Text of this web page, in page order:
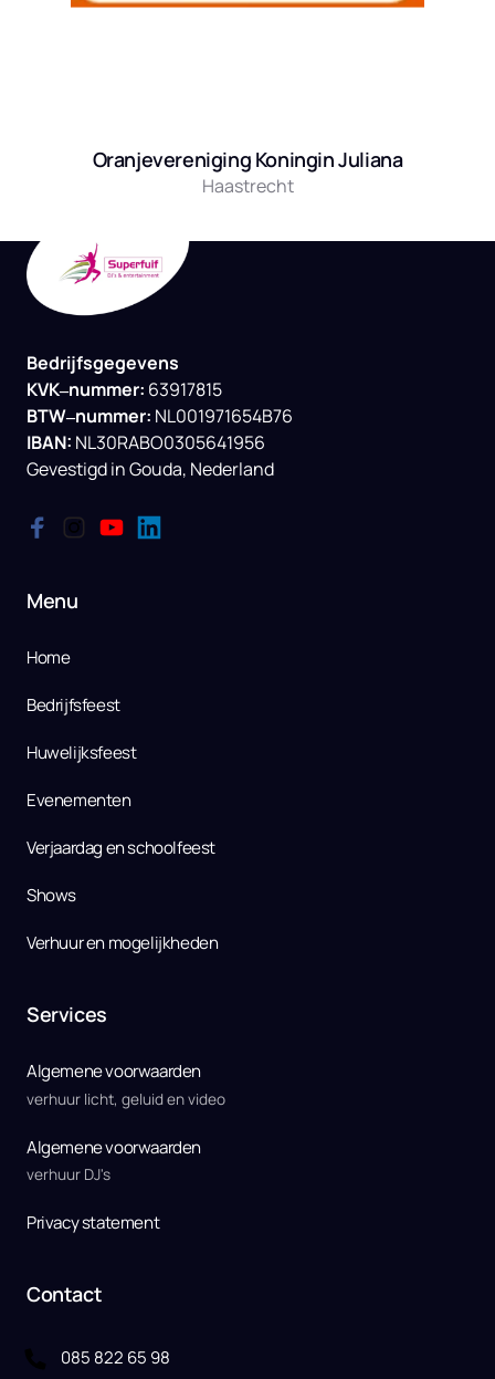
Oranjevereniging Koningin Juliana
Haastrecht
Bedrijfsgegevens
KVK‒nummer:
BTW‒nummer:
IBAN: NL30RABO0305641956
Gevestigd in Gouda, Nederland
Menu
Home
Bedrijfsfeest
Huwelijksfeest
Evenementen
Verjaardag en schoolfeest
Shows
Verhuur en mogelijkheden
Services
Algemene voorwaarden
verhuur licht, geluid en video
Algemene voorwaarden
verhuur DJ's
Privacy statement
Contact
085 822 65 98